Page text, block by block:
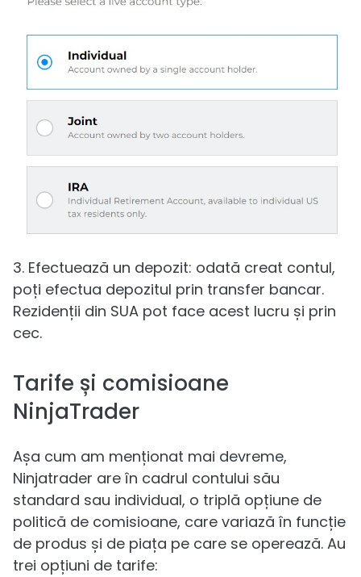
3. Efectuează un depozit: odată creat contul,
poți efectua depozitul prin transfer bancar.
Rezidenții din SUA pot face acest lucru și prin
cec.
Tarife și comisioane
NinjaTrader
Așa cum am menționat mai devreme,
Ninjatrader are în cadrul contului său
standard sau individual, o triplă opțiune de
politică de comisioane, care variază în funcție
de produs și de piața pe care se operează. Au
trei opțiuni de tarife: